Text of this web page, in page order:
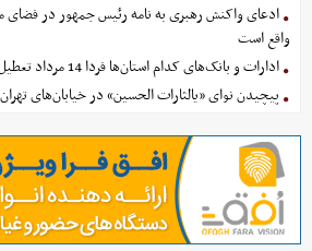
ادعای واکنش رهبری به نامه رئیس جمهور در
واقع است
ادارات و بانک‌های کدام استان‌ها فردا 14 مرداد تعطیل هستند؟
پیچیدن نوای «یالثارات الحسین» در خیابان‌های تهران